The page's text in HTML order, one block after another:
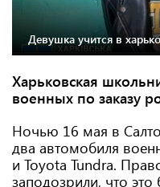
Девушка учится в
Харьковская
военных по заказу
Ночью 16 мая в
два автомобиля
и Toyota Tundra.
заподозрили, что